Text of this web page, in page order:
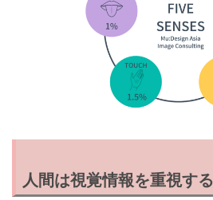
人間は視覚情報を重視する